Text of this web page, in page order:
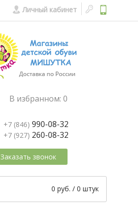
Личный кабинет
В избранном: 0
+7 (846) 990-08-32
+7 (927) 260-08-32
Заказать звонок
0 руб. / 0 штук